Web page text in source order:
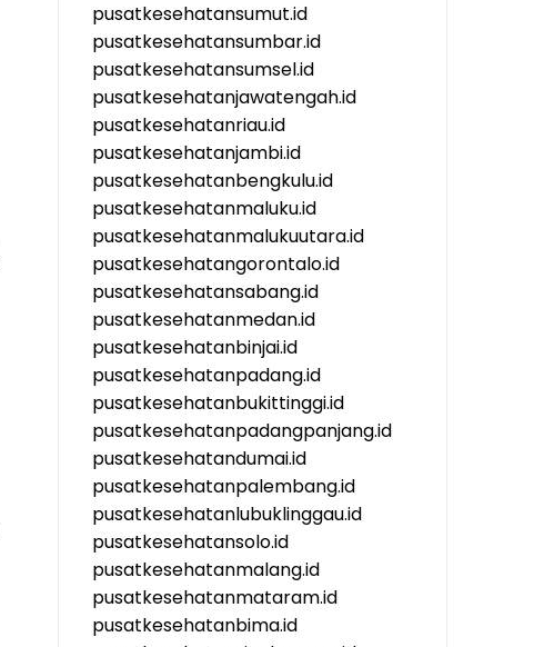
pusatkesehatansumut.id
pusatkesehatansumbar.id
pusatkesehatansumsel.id
pusatkesehatanjawatengah.id
pusatkesehatanriau.id
pusatkesehatanjambi.id
pusatkesehatanbengkulu.id
pusatkesehatanmaluku.id
pusatkesehatanmalukuutara.id
pusatkesehatangorontalo.id
pusatkesehatansabang.id
pusatkesehatanmedan.id
pusatkesehatanbinjai.id
pusatkesehatanpadang.id
pusatkesehatanbukittinggi.id
pusatkesehatanpadangpanjang.id
pusatkesehatandumai.id
pusatkesehatanpalembang.id
pusatkesehatanlubuklinggau.id
pusatkesehatansolo.id
pusatkesehatanmalang.id
pusatkesehatanmataram.id
pusatkesehatanbima.id